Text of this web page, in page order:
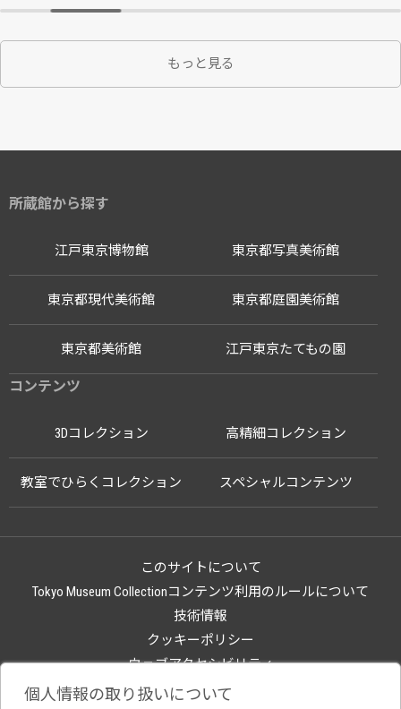
もっと見る
所蔵館から探す
江戸東京博物館
江戸東京たてもの園
東京都写真美術館
東京都現代美術館 東京都庭園美術館
東京都美術館
コンテンツ
3Dコレクション 高精細コレクション
教室でひらくコレクション スペシャルコンテンツ
このサイトについて
Tokyo Museum Collectionコンテンツ利用のルールについて
技術情報
クッキーポリシー
ウェブアクセシビリティ
関連サイト
個人情報の取り扱いについて